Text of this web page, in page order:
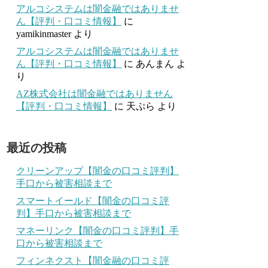
アルコシステムは闇金融ではありませ
ん【評判・口コミ情報】
に
yamikinmasterより
アルコシステムは闇金融ではありませ
ん【評判・口コミ情報】
に あんまん よ
り
AZ株式会社は闇金融ではありません
【評判・口コミ情報】
に 天ぷら より
最近の投稿
クリーンアップ【闇金の口コミ評判】
手口から被害相談まで
スマートイールド【闇金の口コミ評
判】手口から被害相談まで
マネーリンク【闇金の口コミ評判】手
口から被害相談まで
フィンネクスト【闇金融の口コミ評